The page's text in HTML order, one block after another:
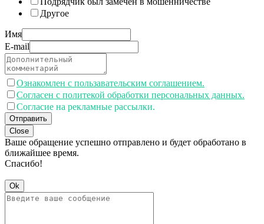
Другое
Имя
E-mail
Ознакомлен с пользавательским соглашением.
Согласен с политекой обработки персональных данных.
Согласие на рекламные рассылки.
Отправить
Close
Ваше обращение успешно отправлено и будет обработано в
ближайшее время.
Спасибо!
Ok